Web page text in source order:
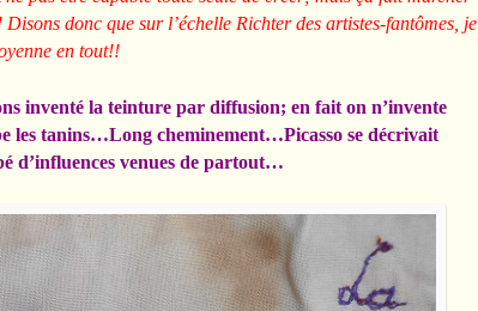
donc que sur l’échelle Richter des artistes-fantômes, je
en tout!!
inventé la teinture par diffusion; en fait on n’invente
les tanins…Long cheminement…Picasso se décrivait
d’influences venues de partout…